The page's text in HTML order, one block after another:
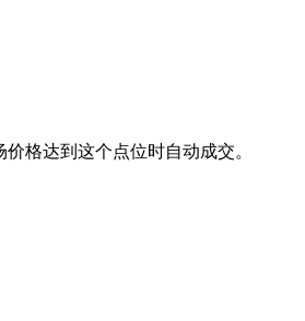
格达到这个点位时自动成交。